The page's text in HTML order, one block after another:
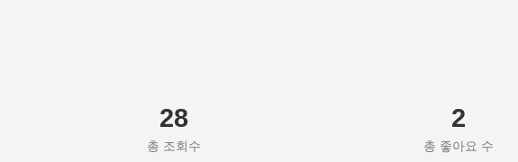
28
총 조회수
2
총 좋아요 수